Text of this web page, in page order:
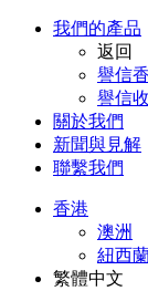
我們的產品
返回
譽信
譽信
關於我們​
新聞與見解
聯繫我們
香港
澳洲
紐西
繁體中文